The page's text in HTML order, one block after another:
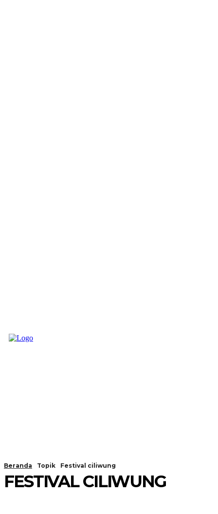
Beranda Topik Festival ciliwung
FESTIVAL CILIWUNG